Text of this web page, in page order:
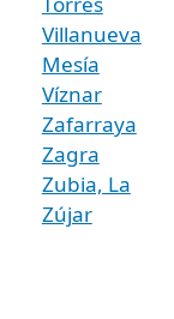
Villanueva
Mesía
Víznar
Zafarraya
Zagra
Zubia, La
Zújar